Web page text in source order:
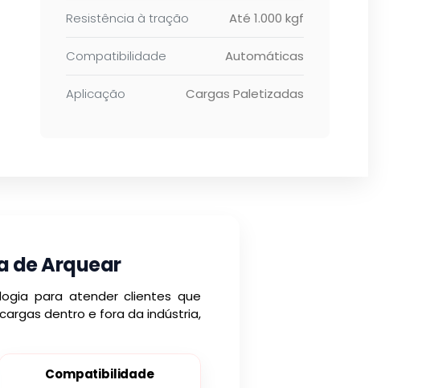
Resistência à tração Até 1.000 kgf
Compatibilidade Automáticas
Aplicação Cargas Paletizadas
de Arquear
para atender clientes que
dentro e fora da indústria,
Compatibilidade